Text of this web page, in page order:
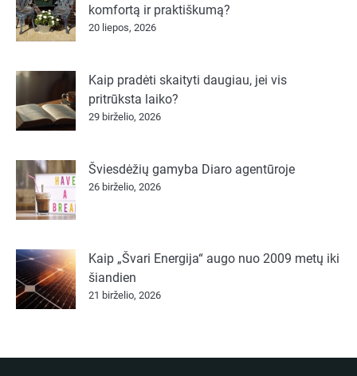
komfortą ir praktiškumą?
20 liepos, 2026
Kaip pradėti skaityti daugiau, jei vis
pritrūksta laiko?
29 birželio, 2026
Šviesdėžių gamyba Diaro agentūroje
26 birželio, 2026
Kaip „Švari Energija“ augo nuo 2009 metų iki
šiandien
21 birželio, 2026